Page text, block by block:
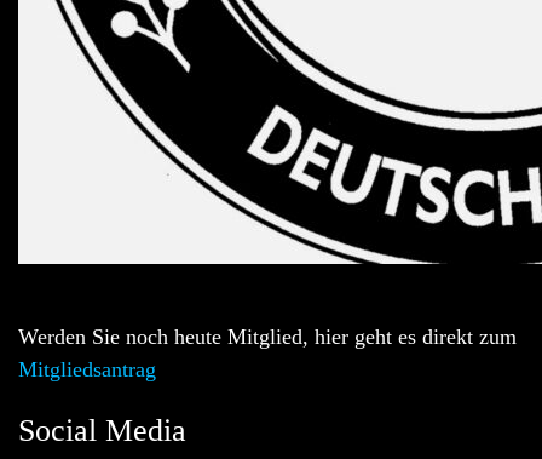
Werden Sie noch heute Mitglied, hier geht es direkt zum
Mitgliedsantrag
Social Media